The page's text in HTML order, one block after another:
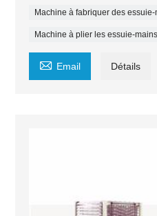
Machine à fabriquer des
Machine à plier les essuie-mains
 Email Détails